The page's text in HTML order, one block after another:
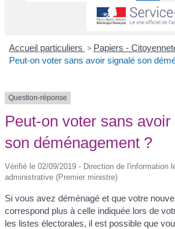
Accueil particuliers > Papiers -
Peut-on voter sans avoir signalé son
Question-réponse
Peut-on voter sans
son déménagement ?
Vérifié le 02/09/2019 - Direction de l'information
administrative (Premier ministre)
Si vous avez déménagé et que votre
correspond plus à celle indiquée lors de
les listes électorales, il est possible que